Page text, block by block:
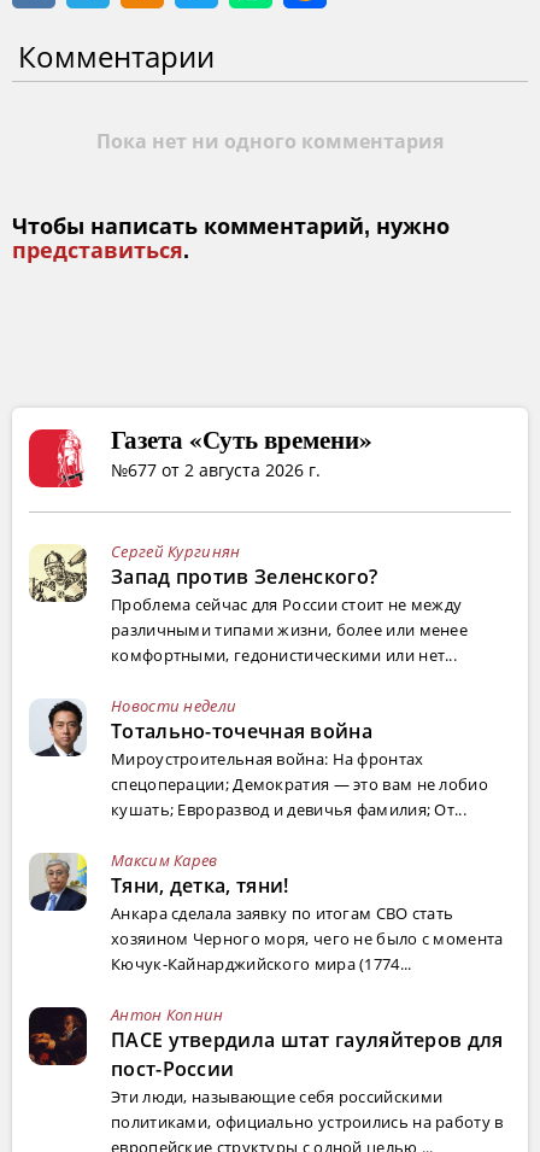
Комментарии
Пока нет ни одного комментария
Чтобы написать комментарий, нужно
представиться.
Газета «Суть времени»
№677 от 2 августа 2026 г.
Сергей Кургинян
Запад против Зеленского?
Проблема сейчас для России стоит не между
различными типами жизни, более или менее
комфортными, гедонистическими или нет...
Новости недели
Тотально-точечная война
Мироустроительная война: На фронтах
спецоперации; Демократия — это вам не лобио
кушать; Евроразвод и девичья фамилия; От...
Максим Карев
Тяни, детка, тяни!
Анкара сделала заявку по итогам СВО стать
хозяином Черного моря, чего не было с момента
Кючук-Кайнарджийского мира (1774...
Антон Копнин
ПАСЕ утвердила штат гауляйтеров для
пост-России
Эти люди, называющие себя российскими
политиками, официально устроились на работу в